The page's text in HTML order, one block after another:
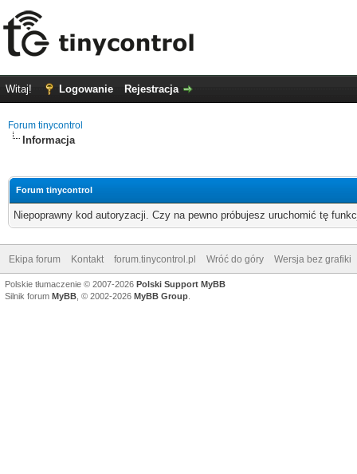
Witaj! Logowanie Rejestracja
Forum tinycontrol
Informacja
Forum tinycontrol
Niepoprawny kod autoryzacji. Czy na pewno próbujesz uruchomić tę
Ekipa forum Kontakt forum.tinycontrol.pl Wróć do góry Wersja bez grafiki
Polskie tłumaczenie © 2007-2026 Polski Support MyBB
Silnik forum MyBB , © 2002-2026 MyBB Group